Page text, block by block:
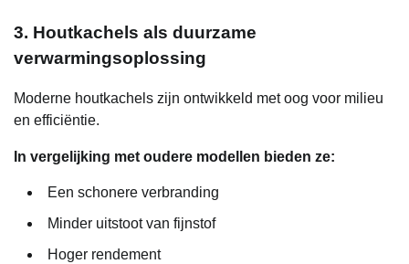
3. Houtkachels als duurzame
verwarmingsoplossing
Moderne houtkachels zijn ontwikkeld met oog voor milieu
en efficiëntie.
In vergelijking met oudere modellen bieden ze:
Een schonere verbranding
Minder uitstoot van fijnstof
Hoger rendement